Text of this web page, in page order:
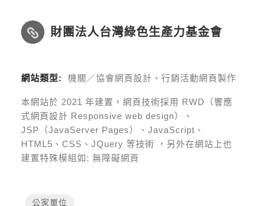
財團法人台灣綠色生產力基金會
網站類型: 機關／協會網頁設計、行銷活動網頁製作
本網站於 2021 年建置，網頁技術採用 RWD（響應
式網頁設計 Responsive web design）、
JSP（JavaServer Pages）、JavaScript、
HTML5、CSS、JQuery 等技術
，另外在網站上也
建置特殊模組如: 無障礙網頁
公家單位